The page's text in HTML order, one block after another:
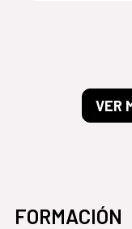
VER
FORMACIÓN